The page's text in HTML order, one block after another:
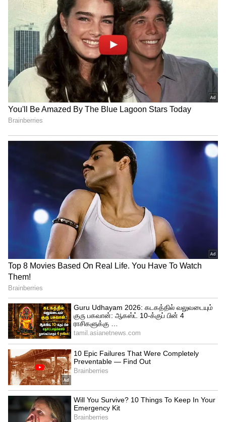
என் வாழ்க்கையில் செய்த மிகப்பெரிய
தவறு இது தான்; ஓப்பனாக
ஒப்புக்கொண்ட நடிகை சீதா!
3
6
Actress Radhika